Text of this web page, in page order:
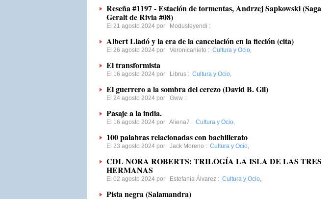
Reseña #1197 - Estación de tormentas, Andrzej Sapkowski (Saga
Geralt de Rivia #08)
El 21 agosto 2024 por Modusleyendi :
Albert Lladó y la era de la cancelación en la ficción (cita)
El 26 agosto 2024 por Veronicanieto : Cultura y Ocio,
El transformista
El 16 agosto 2024 por Librus : Cultura y Ocio,
El guerrero a la sombra del cerezo (David B. Gil)
El 24 agosto 2024 por Gww :
Pasaje a la india.
El 16 agosto 2024 por Aliena7 : Cultura y Ocio,
100 palabras relacionadas con bachillerato
El 23 agosto 2024 por Jack Moreno : Cultura y Ocio,
CDL NORA ROBERTS: TRILOGÍA LA ISLA DE LAS TRES
HERMANAS
El 02 agosto 2024 por Estefanía Álvarez : Cultura y Ocio,
Pista negra (Salamandra)